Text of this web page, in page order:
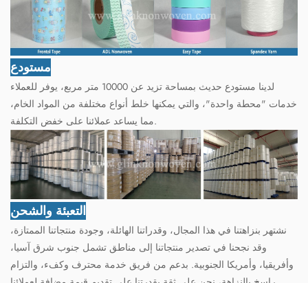
مستودع
لدينا مستودع حديث بمساحة تزيد عن 10000 متر مربع، يوفر للعملاء
خدمات "محطة واحدة"، والتي يمكنها خلط أنواع مختلفة من المواد الخام،
مما يساعد عملائنا على خفض التكلفة.
التعبئة والشحن
نشتهر بنزاهتنا في هذا المجال، وقدراتنا الهائلة، وجودة منتجاتنا الممتازة،
وقد نجحنا في تصدير منتجاتنا إلى مناطق تشمل جنوب شرق آسيا،
وأفريقيا، وأمريكا الجنوبية. بدعم من فريق خدمة محترف وكفء، والتزام